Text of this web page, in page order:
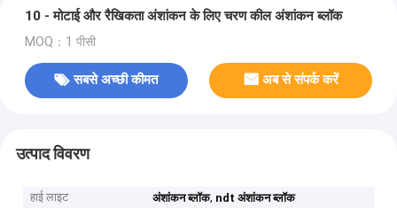
10 - मोटाई और रैखिकता अंशांकन के लिए चरण कील अंशांकन ब्लॉक
MOQ：1 पीसी
सबसे अच्छी कीमत अब से संपर्क करें
उत्पाद विवरण
हाई लाइट अंशांकन ब्लॉक, ndt अंशांकन ब्लॉक